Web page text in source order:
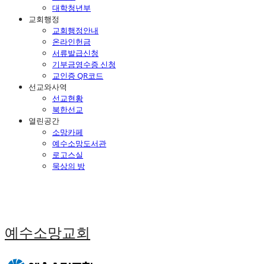
대학청년부
교회행정
교회행정안내
온라인헌금
서류발급신청
기부금영수증 신청
교인증 QR코드
선교와사역
선교현황
북한선교
열린공간
소망카페
예수소망도서관
로고스실
묵상의 방
예수소망교회